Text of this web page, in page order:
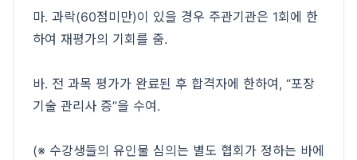
마. 과락(60점미만)이 있을 경우 주관기관은 1회에 한
하여 재평가의 기회를 줌.
바. 전 과목 평가가 완료된 후 합격자에 한하여, “포장
기술 관리사 증”을 수여.
(※ 수강생들의 유인물 심의는 별도 협회가 정하는 바에